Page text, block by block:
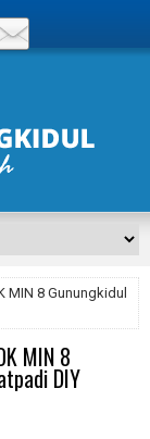
MIN 8 Gunungkidul
MIN 8
DIY